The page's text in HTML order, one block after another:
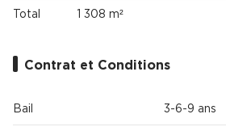
Total 1 308 m²
Contrat et Conditions
Bail 3-6-9 ans